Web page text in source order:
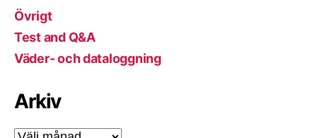
Övrigt
Test and Q&A
Väder- och dataloggning
Arkiv
Arkiv